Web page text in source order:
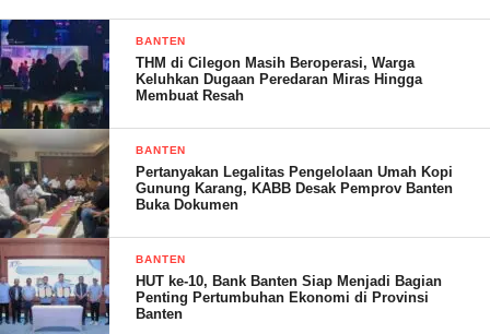
pemerintahan dan legislatif.
Pengalamannya dalam memimpin DPRD Jawa Barat tentu
menjadi modal berharga dalam memimpin organisasi sebesar
ADPSI.
Adapun Munas I ADPSI-ASDEPSI di Bandung ini akan
berlangsung selama tiga hari yang dimulai pada Senin dan
berakhir pada Rabu (7 Mei 2025) dengan agenda utama memilih
ketua dan pengurus dua organisasi tersebut. (Fer)
Post Views: 16
BANTEN
THM di Cilegon Masih Beroperasi, Warga
Keluhkan Dugaan Peredaran Miras Hingga
Membuat Resah
BANTEN
Pertanyakan Legalitas Pengelolaan Umah Kopi
Gunung Karang, KABB Desak Pemprov Banten
Buka Dokumen
BANTEN
HUT ke-10, Bank Banten Siap Menjadi Bagian
Penting Pertumbuhan Ekonomi di Provinsi
Banten